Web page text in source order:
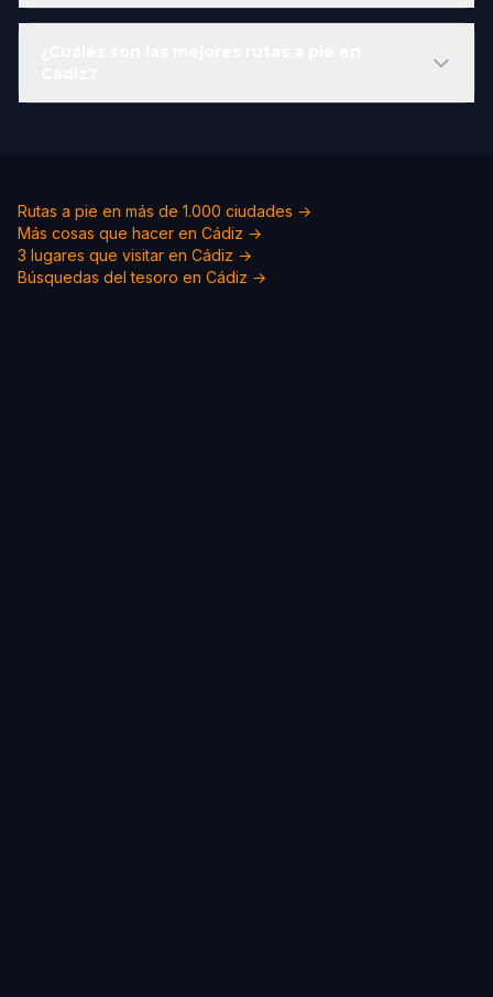
Rutas a pie en más de 1.000 ciudades →
Más cosas que hacer en Cádiz →
3 lugares que visitar en Cádiz →
Búsquedas del tesoro en Cádiz →